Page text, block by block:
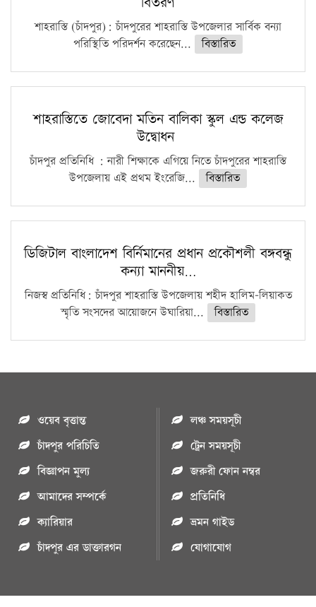
শাহরাস্তি (চাঁদপুর): চাঁদপুরের শাহরাস্তি উপজেলার সার্বিক বন্যা
পরিস্থিতি পরিদর্শন করেছেন...
বিস্তারিত
শাহরাস্তিতে জোবেদা মতিন বালিকা স্কুল এন্ড কলেজ
উদ্বোধন
চাঁদপুর প্রতিনিধি : নারী শিক্ষাকে এগিয়ে নিতে চাঁদপুরের শাহরাস্তি
উপজেলায় এই প্রথম ইংরেজি...
বিস্তারিত
ডিজিটাল বাংলাদেশ বির্নিমানের প্রধান প্রকৌশলী বঙ্গবন্ধু
কন্যা মাননীয়…
নিজস্ব প্রতিনিধি: চাঁদপুর শাহরাস্তি উপজেলায় শহীদ হালিম-লিয়াকত
স্মৃতি সংসদের আয়োজনে উঘারিয়া...
বিস্তারিত
ওয়েব বৃত্তান্ত
চাঁদপুর পরিচিতি
বিজ্ঞাপন মুল্য
আমাদের সম্পর্কে
ক্যারিয়ার
চাঁদপুর এর ডাক্তারগন
লঞ্চ সময়সূচী
ট্রেন সময়সূচী
জরুরী ফোন নম্বর
প্রতিনিধি
ভ্রমন গাইড
যোগাযোগ